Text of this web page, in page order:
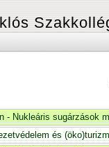
- Nukleáris sugárzások
és